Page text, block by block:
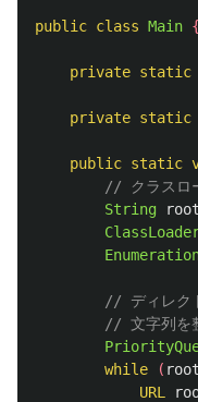
public class Main {
private static
private static
public static
// クラスロ
String
// ディレク
// 文字列を
while
(
URL